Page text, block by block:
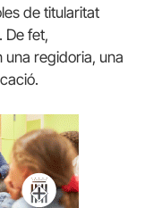
de titularitat
De fet,
regidoria, una